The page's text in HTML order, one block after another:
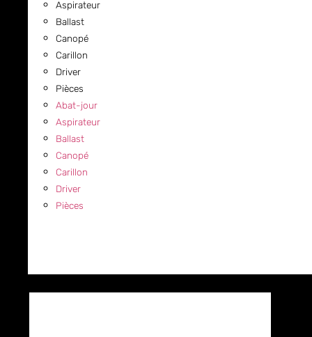
Aspirateur
Ballast
Canopé
Carillon
Driver
Pièces
Abat-jour
Aspirateur
Ballast
Canopé
Carillon
Driver
Pièces